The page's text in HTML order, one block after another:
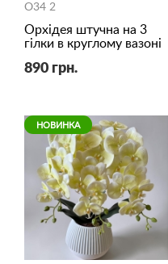
O34 2
Орхідея штучна на 3
гілки в круглому вазоні
890 грн.
НОВИНКА